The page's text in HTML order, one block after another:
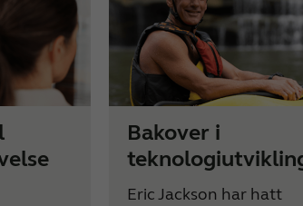
Bakover i
Eric Jackson har hatt